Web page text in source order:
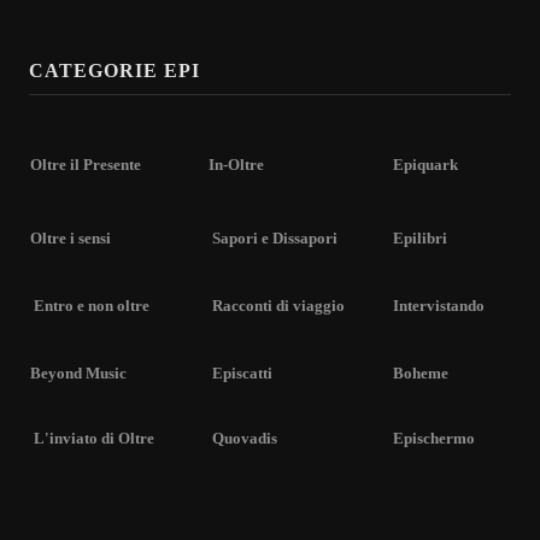
CATEGORIE EPI
Oltre il Presente In-Oltre Epiquark
Oltre i sensi Sapori e Dissapori Epilibri
Entro e non oltre Racconti di viaggio Intervistando
Beyond Music Episcatti Boheme
L'inviato di Oltre Quovadis Epischermo